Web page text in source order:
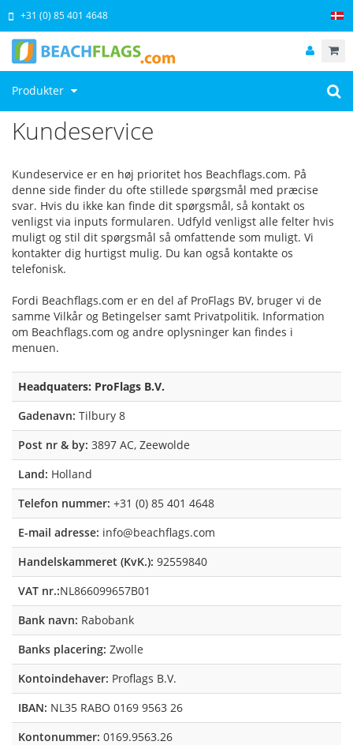
Produkter
+31 (0) 85 401 4648
Kundeservice
Kundeservice er en høj prioritet hos Beachflags.com. På
denne side finder du ofte stillede spørgsmål med præcise
svar. Hvis du ikke kan finde dit spørgsmål, så kontakt os
venligst via inputs formularen. Udfyld venligst alle felter hvis
muligt og stil dit spørgsmål så omfattende som muligt. Vi
kontakter dig hurtigst mulig. Du kan også kontakte os
telefonisk.
Fordi Beachflags.com er en del af ProFlags BV, bruger vi de
samme Vilkår og Betingelser samt Privatpolitik. Information
om Beachflags.com og andre oplysninger kan findes i
menuen.
Headquaters: ProFlags B.V.
Gadenavn: Tilbury 8
Post nr & by: 3897 AC, Zeewolde
Land: Holland
Telefon nummer: +31 (0) 85 401 4648
E-mail adresse: info@beachflags.com
Handelskammeret (KvK.): 92559840
VAT nr.:NL866099657B01
Bank navn: Rabobank
Banks placering: Zwolle
Kontoindehaver: Proflags B.V.
IBAN: NL35 RABO 0169 9563 26
Kontonummer: 0169.9563.26